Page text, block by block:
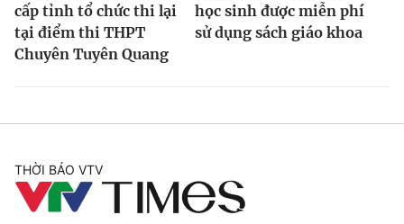
cấp tỉnh tổ chức thi lại
tại điểm thi THPT
Chuyên Tuyên Quang
học sinh được miễn phí
sử dụng sách giáo khoa
THỜI BÁO VTV